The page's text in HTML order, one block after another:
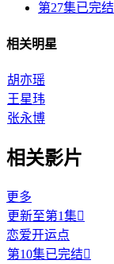
第27集已完结
相关明星
胡亦瑶
王星玮
张永博
相关影片
更多
更新至第1集
恋爱开运点
第10集已完结